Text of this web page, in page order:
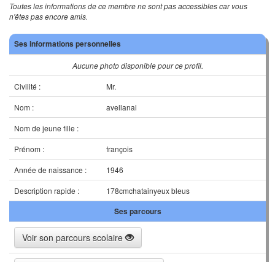
Toutes les informations de ce membre ne sont pas accessibles car vous
n'êtes pas encore amis.
Ses informations personnelles
Aucune photo disponible pour ce profil.
Civilité :
Mr.
Nom :
avellanal
Nom de jeune fille :
Prénom :
françois
Année de naissance :
1946
Description rapide :
178cmchatainyeux bleus
Ses parcours
Voir son parcours scolaire